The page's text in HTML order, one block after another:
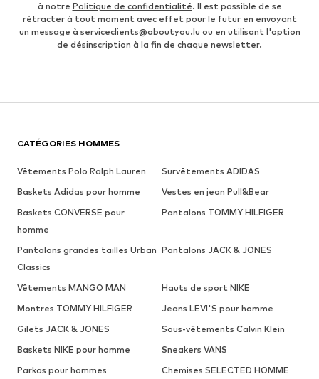
à notre Politique de confidentialité. Il est possible de se
rétracter à tout moment avec effet pour le futur en envoyant
un message à serviceclients@aboutyou.lu ou en utilisant l'option
de désinscription à la fin de chaque newsletter.
CATÉGORIES HOMMES
Vêtements Polo Ralph Lauren
Survêtements ADIDAS
Baskets Adidas pour homme
Vestes en jean Pull&Bear
Baskets CONVERSE pour
homme
Pantalons TOMMY HILFIGER
Pantalons grandes tailles Urban
Classics
Pantalons JACK & JONES
Vêtements MANGO MAN
Hauts de sport NIKE
Montres TOMMY HILFIGER
Jeans LEVI'S pour homme
Gilets JACK & JONES
Sous-vêtements Calvin Klein
Baskets NIKE pour homme
Sneakers VANS
Parkas pour hommes
Chemises SELECTED HOMME